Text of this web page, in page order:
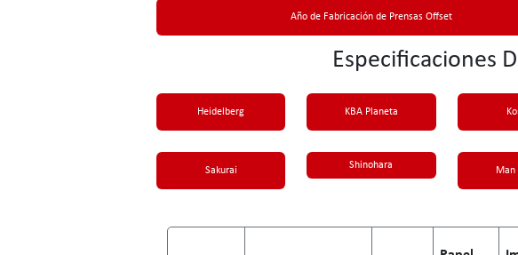
Año de Fabricación de Prensas Offset
Especificaciones
Heidelberg KBA Planeta
Sakurai Shinohara Man